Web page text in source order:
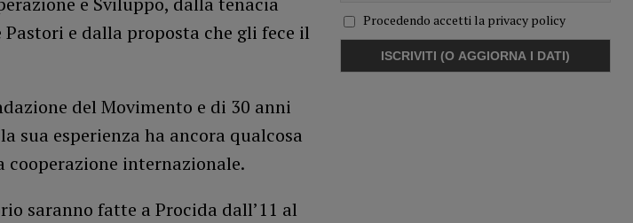
e dalla proposta che gli fece il
del Movimento e di 30 anni
sua esperienza ha ancora qualcosa
cooperazione internazionale.
saranno fatte a Procida dall’11 al
Procedendo accetti la privacy policy